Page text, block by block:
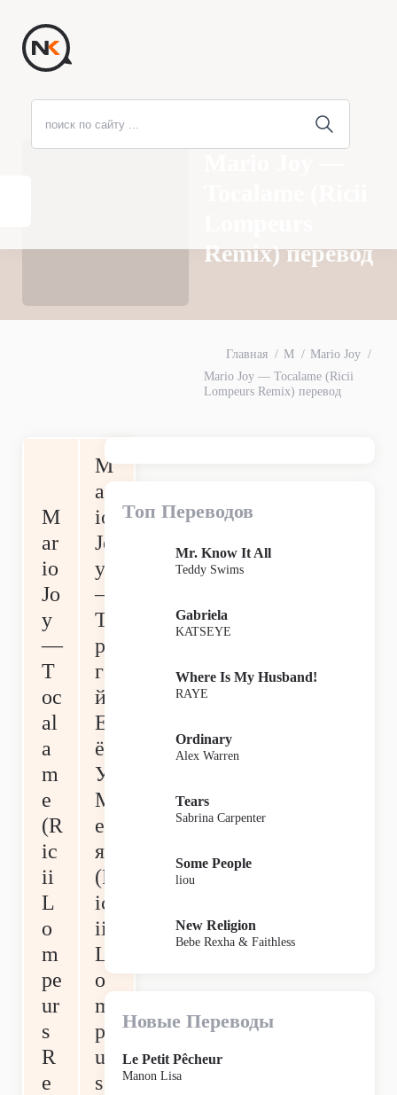
Remix) перевод
Главная M
Mario Joy
Mario Joy — Tocalame (Ricii
Lompeurs Remix) перевод
M
ar
io
Jo
y
—
T
oc
al
a
m
e
(R
ic
ii
L
o
m
pe
ur
s
R
e
M
ar
io
Jo
y
—
Т
ро
га
й
Е
ё
У
М
ен
я
(R
ic
ii
L
o
m
pe
ur
s
Топ Переводов
Mr. Know It All
Teddy Swims
Gabriela
KATSEYE
Where Is My Husband!
RAYE
Ordinary
Alex Warren
Tears
Sabrina Carpenter
Some People
liou
New Religion
Bebe Rexha & Faithless
Новые Переводы
Le Petit Pêcheur
Manon Lisa